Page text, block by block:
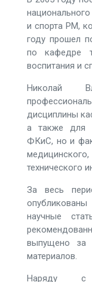
и спорта РМ,
году прошел
по кафедре
воспитания и
Николай
дисциплины
а также для
ФКиС, но и
технического
За весь
научные
выпущено за
материалов.
Наряду с